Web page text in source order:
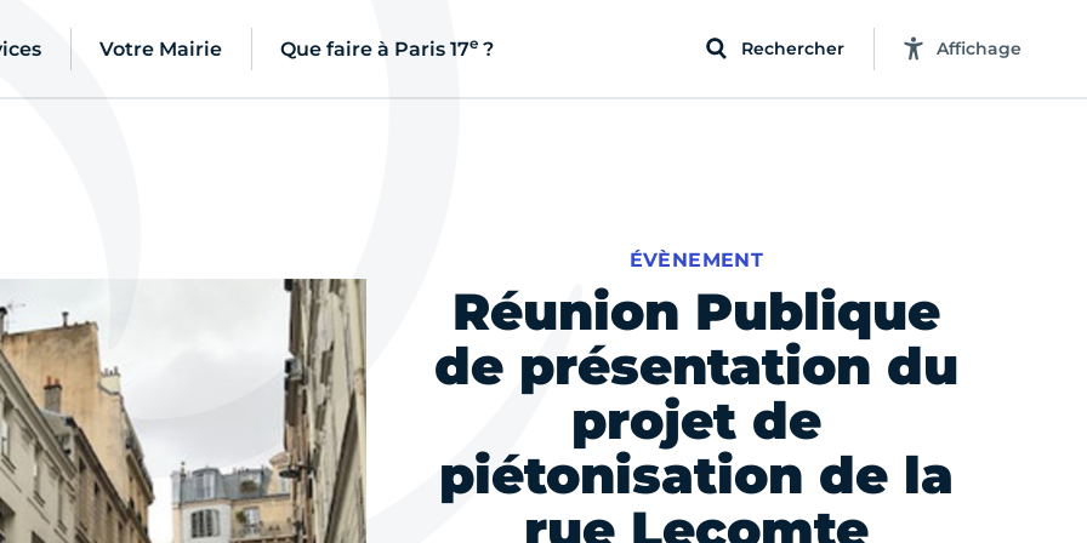
Votre Mairie Que faire à Paris 17e ? Rechercher Affichage
Réunion Publique
de présentation du
projet de
piétonisation de la
rue Lecomte
ÉVÈNEMENT